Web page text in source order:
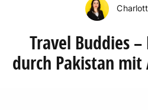
Travel Buddies
durch Pakistan mit